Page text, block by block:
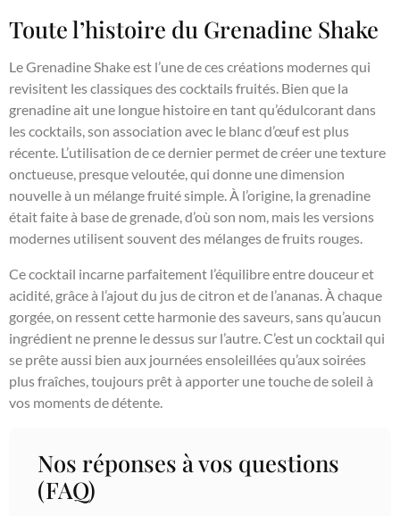
Toute l’histoire du Grenadine Shake
Le Grenadine Shake est l’une de ces créations modernes qui
revisitent les classiques des cocktails fruités. Bien que la
grenadine ait une longue histoire en tant qu’édulcorant dans
les cocktails, son association avec le blanc d’œuf est plus
récente. L’utilisation de ce dernier permet de créer une texture
onctueuse, presque veloutée, qui donne une dimension
nouvelle à un mélange fruité simple. À l’origine, la grenadine
était faite à base de grenade, d’où son nom, mais les versions
modernes utilisent souvent des mélanges de fruits rouges.
Ce cocktail incarne parfaitement l’équilibre entre douceur et
acidité, grâce à l’ajout du jus de citron et de l’ananas. À chaque
gorgée, on ressent cette harmonie des saveurs, sans qu’aucun
ingrédient ne prenne le dessus sur l’autre. C’est un cocktail qui
se prête aussi bien aux journées ensoleillées qu’aux soirées
plus fraîches, toujours prêt à apporter une touche de soleil à
vos moments de détente.
Nos réponses à vos questions
(FAQ)